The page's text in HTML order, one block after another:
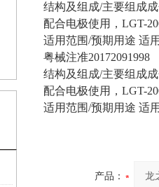
结构及组成/主要组成
配合电极使用，LGT-
适用范围/预期用途 适
粤械注准20172091998
结构及组成/主要组成
配合电极使用，LGT-
适用范围/预期用途 适
产品：